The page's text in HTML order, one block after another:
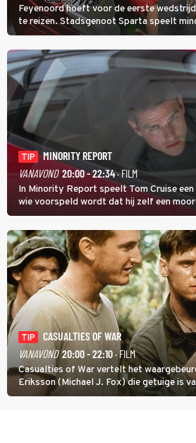
Feyenoord hoeft voor de eerste
te reizen. Stadsgenoot Sparta speelt
verderop. Feyenoord trok de Spaanse
KVC Westerlo uit België.
TIP
MINORITY REPORT
VANAVOND 20:00 - 22:34· FILM
In Minority Report speelt Tom Cruise
wie voorspeld wordt dat hij zelf een
TIP
CASUALTIES OF WAR
VANAVOND 20:00 - 22:10· FILM
Casualties of War vertelt het
Eriksson (Michael J. Fox) die getuige is
tijdens de Vietnamoorlog. Hij besluit uit